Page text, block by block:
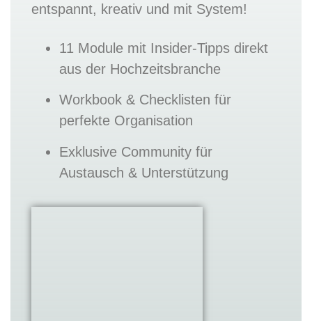
entspannt, kreativ und mit System!
11 Module mit Insider-Tipps direkt
aus der Hochzeitsbranche
Workbook & Checklisten für
perfekte Organisation
Exklusive Community für
Austausch & Unterstützung